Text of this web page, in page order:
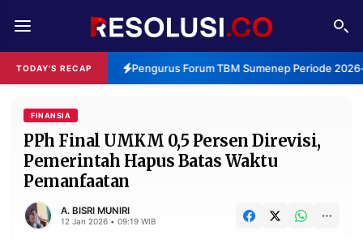
TODAY'S RECAP Pengurus Forum TBM Sumenep Periode
REDAKSI TENTANG
RESOLUSI IKLAN
RUBRIKASI
EDITORIAL AKSARA
FINANSIA PERSONA
FINANSIA
PPh Final UMKM 0,5 Persen Direvisi,
Pemerintah Hapus Batas Waktu
Pemanfaatan
A. BISRI MUNIRI
12 Jan 2026 • 09:19 WIB